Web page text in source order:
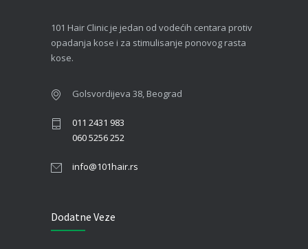
101 Hair Clinic je jedan od vodećih centara protiv
opadanja kose i za stimulisanje ponovog rasta
kose.
Golsvordijeva 38, Beograd
011 2431 983
060 5256 252
info@101hair.rs
Dodatne Veze